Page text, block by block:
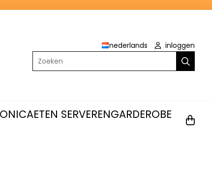
nederlands
inloggen
Zoeken
ETEN SERVERENGARDEROBE